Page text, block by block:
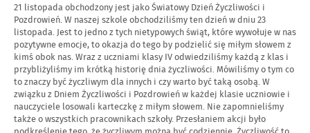
Opublikowano
w
dniu
21 listopada obchodzony jest jako Światowy Dzień Życzliwości i
Pozdrowień. W naszej szkole obchodziliśmy ten dzień w dniu 23
listopada. Jest to jedno z tych nietypowych świąt, które wywołuje w nas
pozytywne emocje, to okazja do tego by podzielić się miłym słowem z
kimś obok nas. Wraz z uczniami klasy IV odwiedziliśmy każdą z klas i
przybliżyliśmy im krótką historię dnia życzliwości. Mówiliśmy o tym co
to znaczy być życzliwym dla innych i czy warto być taką osobą. W
związku z Dniem Życzliwości i Pozdrowień w każdej klasie uczniowie i
nauczyciele losowali karteczkę z miłym słowem. Nie zapomnieliśmy
także o wszystkich pracownikach szkoły. Przesłaniem akcji było